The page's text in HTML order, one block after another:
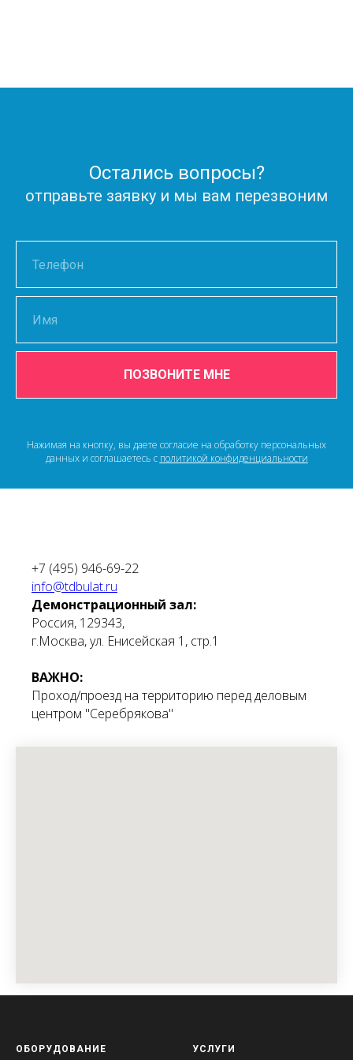
Остались вопросы?
отправьте заявку и мы вам перезвоним
ПОЗВОНИТЕ МНЕ
Нажимая на кнопку, вы даете согласие на обработку персональных
данных и соглашаетесь c политикой конфиденциальности
+7 (495) 946-69-22
info@tdbulat.ru
Демонстрационный зал:
Россия, 129343,
г.Москва, ул. Енисейская 1, стр.1
ВАЖНО:
Проход/проезд на территорию перед деловым
центром "Серебрякова"
ОБОРУДОВАНИЕ УСЛУГИ